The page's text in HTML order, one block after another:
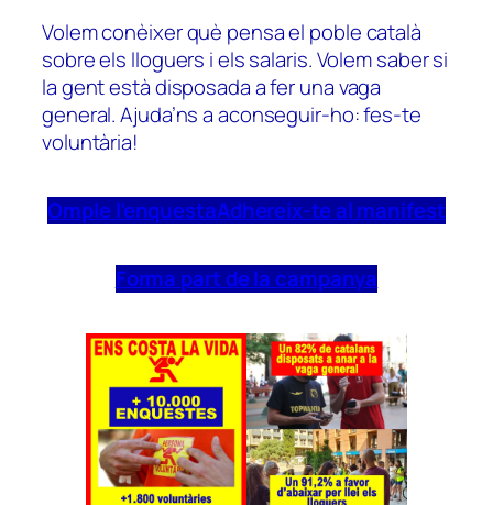
Volem conèixer què pensa el poble català
sobre els lloguers i els salaris. Volem saber si
la gent està disposada a fer una vaga
general. Ajuda’ns a aconseguir-ho: fes-te
voluntària!
Omple l’enquestaAdhereix-te al manifest
Forma part de la campanya